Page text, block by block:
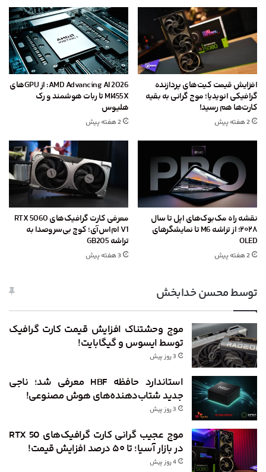
افزایش قیمت کیت‌های پردازنده
گرافیکی انویدیا؛ موج گرانی به بقیه
کارت‌ها هم رسید!
2 هفته پیش
AMD Advancing AI 2026: از GPU‌های
MI455X تا ربات هوشمند و رک
هلیوس
2 هفته پیش
نقشه راه مک‌بوک‌های اپل تا سال
۲۰۲۸؛ از تراشه M6 تا نمایشگرهای
OLED
2 هفته پیش
معرفی کارت گرافیک‌های RTX 5060
V1 ام‌اس‌آی؛ کوچ بی‌سروصدا به
تراشه GB205
3 هفته پیش
توسط محسن خدابخش
موج وحشتناک افزایش قیمت کارت گرافیک
توسط ایسوس و گیگابایت!
3 روز پیش
استاندارد حافظه HBF معرفی شد؛ ناجی
جدید شتاب‌دهنده‌های هوش مصنوعی!
3 روز پیش
موج عجیب گرانی کارت گرافیک‌های RTX 50
در بازار آسیا؛ تا ۵۰ درصد افزایش قیمت!
4 روز پیش